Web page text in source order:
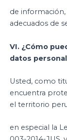
de información,
adecuados de
VI. ¿Cómo
datos
Usted, como
encuentra
el territorio
en especial la